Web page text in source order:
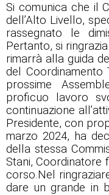
Si comunica che il
dell’Alto Livello,
rassegnato le
Pertanto, si
rimarrà alla guida
del
prossime
proficuo lavoro
continuazione
Presidente, con
marzo 2024, ha
della stessa
Stani, Coordinatore
corso.Nel
dare un grande in